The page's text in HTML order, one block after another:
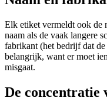
Elk etiket vermeldt ook de
naam als de vaak langere
fabrikant (het bedrijf dat
belangrijk, want er moet
misgaat.
De concentratie